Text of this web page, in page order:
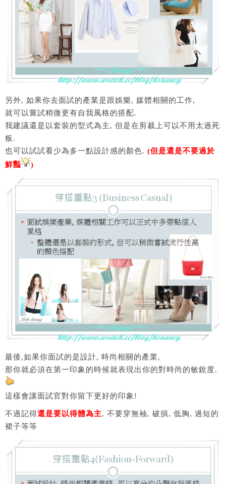
另外, 如果你去面試的產業是跟娛樂, 媒體相關的工作,
就可以嘗試稍微更有自我風格的搭配.
我建議還是以套裝的型式為主, 但是在剪裁上可以不用太過死
板.
也可以試試看少為多一點設計感的顏色. (但是還是不要過於
鮮豔
)
最後,如果你面試的是設計, 時尚相關的產業,
那你就必須在第一印象的時候就表現出你的對時尚的敏銳度.
這樣會讓面試官對你留下更好的印象!
不過記得還是要以得體為主, 不要穿無袖, 破損, 低胸, 過短的
裙子等等